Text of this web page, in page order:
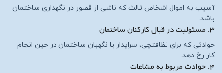
آسیب به اموال اشخاص ثالث که ناشی از قصور در نگهداری ساختمان
باشد.
۳. مسئولیت در قبال کارکنان ساختمان
حوادثی که برای نظافتچی، سرایدار یا نگهبان ساختمان در حین انجام
کار رخ دهد.
۴. حوادث مربوط به مشاعات